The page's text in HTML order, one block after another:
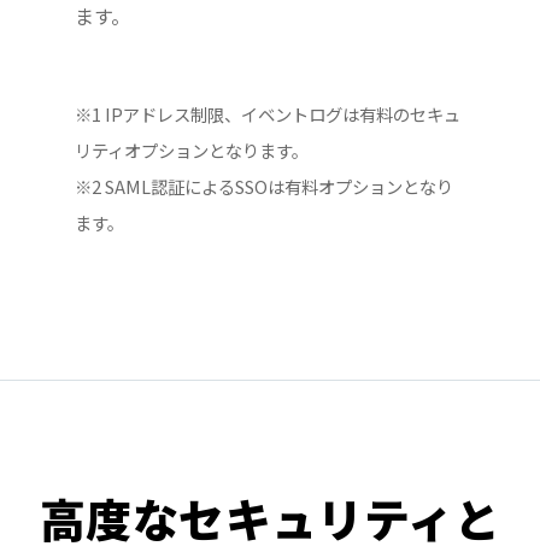
ます。
※1 IPアドレス制限、イベントログは有料のセキュ
リティオプションとなります。
※2 SAML認証によるSSOは有料オプションとなり
ます。
高度なセキュリティと